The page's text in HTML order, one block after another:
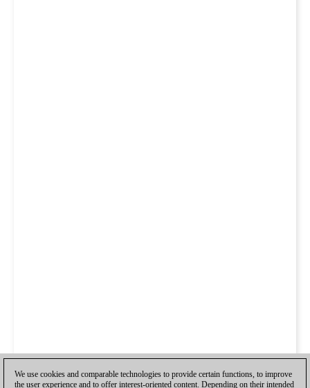
We use cookies and comparable technologies to provide certain functions, to improve
the user experience and to offer interest-oriented content. Depending on their intended